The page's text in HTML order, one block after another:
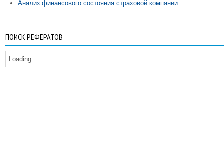
Анализ финансового состояния страховой компании
ПОИСК РЕФЕРАТОВ
Loading